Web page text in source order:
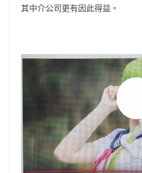
其中介公司更有因此得益。